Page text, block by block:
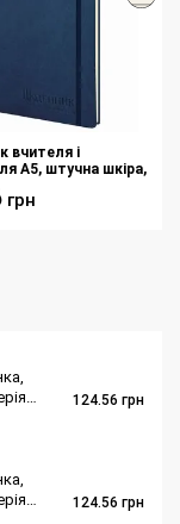
вчителя і
А5, штучна шкіра,
грн
124.56 грн
124.56 грн